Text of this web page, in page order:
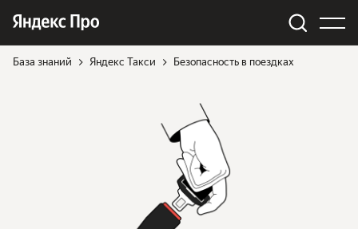
База знаний Яндекс Такси Безопасность в поездках